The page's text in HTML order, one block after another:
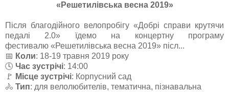
«Решетилівська весна 2019»
Після благодійного велопробігу «Добрі справи крутячи
педалі 2.0» їдемо на концертну програму
фестивалю «Решетилівська весна 2019» післ...
📅 Коли: 18-19 травня 2019 року
🕓 Час зустрічі: 14:00
🚩 Місце зустрічі: Корпусний сад
🚴 Тип: для велолюбителів, тематична, пізнавальна